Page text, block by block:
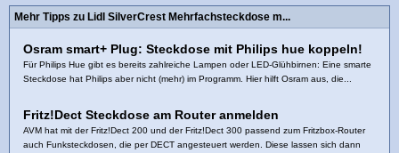
Mehr Tipps zu Lidl SilverCrest Mehrfachsteckdose m...
Osram smart+ Plug: Steckdose mit Philips hue koppeln!
Für Philips Hue gibt es bereits zahlreiche Lampen oder LED-Glühbirnen: Eine smarte
Steckdose hat Philips aber nicht (mehr) im Programm. Hier hilft Osram aus, die...
Fritz!Dect Steckdose am Router anmelden
AVM hat mit der Fritz!Dect 200 und der Fritz!Dect 300 passend zum Fritzbox-Router
auch Funksteckdosen, die per DECT angesteuert werden. Diese lassen sich dann